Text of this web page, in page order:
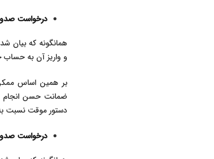
درخواست
همانگونه که بیان
و واریز آن به حساب
بر همین اساس ممکن
ضمانت حسن انجام
دستور موقت نسبت
درخواست